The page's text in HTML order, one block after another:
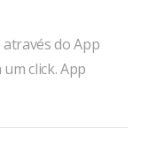
do App
click. App